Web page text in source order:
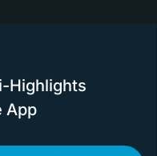
Highlights
App